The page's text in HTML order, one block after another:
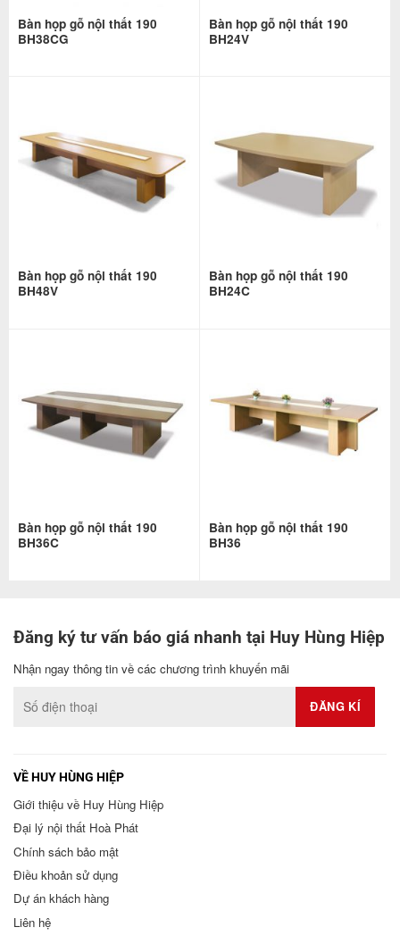
Bàn họp gỗ nội thất 190
BH38CG
Bàn họp gỗ nội thất 190
BH24V
Bàn họp gỗ nội thất 190
BH48V
Bàn họp gỗ nội thất 190
BH24C
Bàn họp gỗ nội thất 190
BH36C
Bàn họp gỗ nội thất 190
BH36
Đăng ký tư vấn báo giá nhanh tại Huy Hùng Hiệp
Nhận ngay thông tin về các chương trình khuyến mãi
VỀ HUY HÙNG HIỆP
Giới thiệu về Huy Hùng Hiệp
Đại lý nội thất Hoà Phát
Chính sách bảo mật
Điều khoản sử dụng
Dự án khách hàng
Liên hệ